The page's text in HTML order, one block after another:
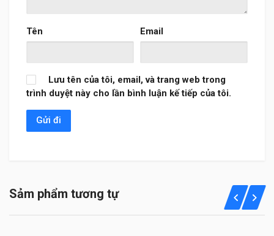
Tên Email
Lưu tên của tôi, email, và trang web trong
trình duyệt này cho lần bình luận kế tiếp của tôi.
Sảm phẩm tương tự